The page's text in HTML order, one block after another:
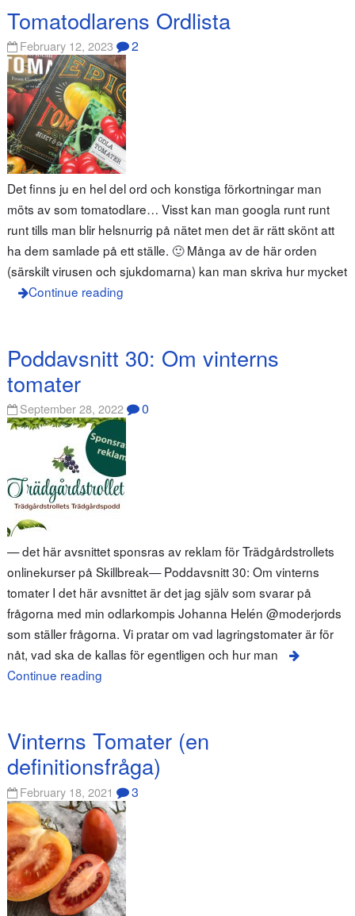
Tomatodlarens Ordlista
February 12, 2023 2
Det finns ju en hel del ord och konstiga förkortningar man
möts av som tomatodlare… Visst kan man googla runt runt
runt tills man blir helsnurrig på nätet men det är rätt skönt att
ha dem samlade på ett ställe. 🙂 Många av de här orden
(särskilt virusen och sjukdomarna) kan man skriva hur mycket
Continue reading
Poddavsnitt 30: Om vinterns
tomater
September 28, 2022 0
— det här avsnittet sponsras av reklam för Trädgårdstrollets
onlinekurser på Skillbreak— Poddavsnitt 30: Om vinterns
tomater I det här avsnittet är det jag själv som svarar på
frågorna med min odlarkompis Johanna Helén @moderjords
som ställer frågorna. Vi pratar om vad lagringstomater är för
nåt, vad ska de kallas för egentligen och hur man
Continue reading
Vinterns Tomater (en
definitionsfråga)
February 18, 2021 3